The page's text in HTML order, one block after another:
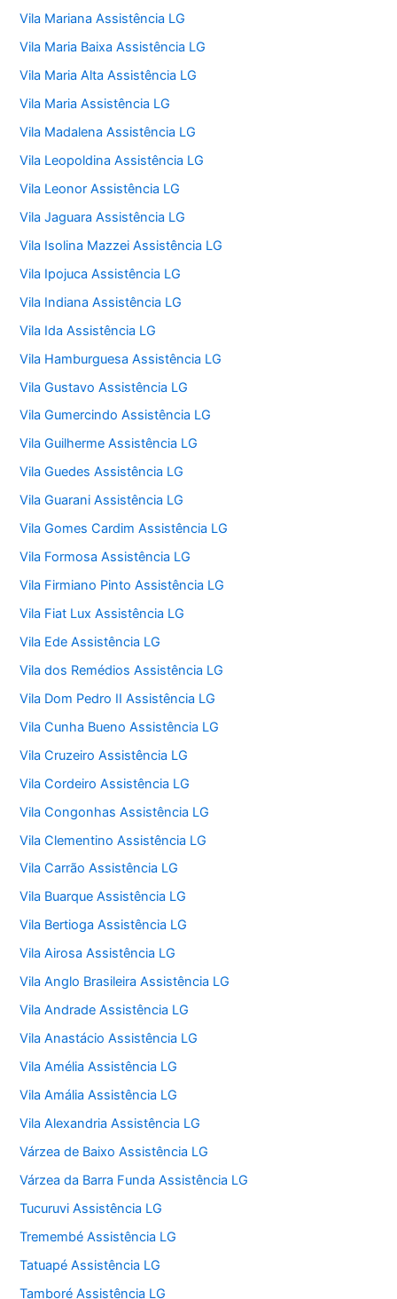
Vila Mariana Assistência LG
Vila Maria Baixa Assistência LG
Vila Maria Alta Assistência LG
Vila Maria Assistência LG
Vila Madalena Assistência LG
Vila Leopoldina Assistência LG
Vila Leonor Assistência LG
Vila Jaguara Assistência LG
Vila Isolina Mazzei Assistência LG
Vila Ipojuca Assistência LG
Vila Indiana Assistência LG
Vila Ida Assistência LG
Vila Hamburguesa Assistência LG
Vila Gustavo Assistência LG
Vila Gumercindo Assistência LG
Vila Guilherme Assistência LG
Vila Guedes Assistência LG
Vila Guarani Assistência LG
Vila Gomes Cardim Assistência LG
Vila Formosa Assistência LG
Vila Firmiano Pinto Assistência LG
Vila Fiat Lux Assistência LG
Vila Ede Assistência LG
Vila dos Remédios Assistência LG
Vila Dom Pedro II Assistência LG
Vila Cunha Bueno Assistência LG
Vila Cruzeiro Assistência LG
Vila Cordeiro Assistência LG
Vila Congonhas Assistência LG
Vila Clementino Assistência LG
Vila Carrão Assistência LG
Vila Buarque Assistência LG
Vila Bertioga Assistência LG
Vila Airosa Assistência LG
Vila Anglo Brasileira Assistência LG
Vila Andrade Assistência LG
Vila Anastácio Assistência LG
Vila Amélia Assistência LG
Vila Amália Assistência LG
Vila Alexandria Assistência LG
Várzea de Baixo Assistência LG
Várzea da Barra Funda Assistência LG
Tucuruvi Assistência LG
Tremembé Assistência LG
Tatuapé Assistência LG
Tamboré Assistência LG